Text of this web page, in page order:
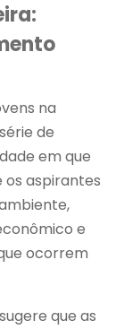
na
de
em que
os aspirantes
e
ocorrem
que as